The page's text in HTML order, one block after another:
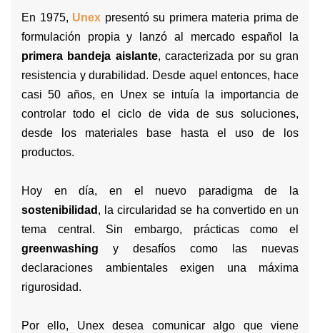
En 1975, Unex presentó su primera materia prima de
formulación propia y lanzó al mercado español la
primera bandeja aislante, caracterizada por su gran
resistencia y durabilidad. Desde aquel entonces, hace
casi 50 años, en Unex se intuía la importancia de
controlar todo el ciclo de vida de sus soluciones,
desde los materiales base hasta el uso de los
productos.
Hoy en día, en el nuevo paradigma de la
sostenibilidad , la circularidad se ha convertido en un
tema central. Sin embargo, prácticas como el
greenwashing y desafíos como las nuevas
declaraciones ambientales exigen una máxima
rigurosidad.
Por ello, Unex desea comunicar algo que viene